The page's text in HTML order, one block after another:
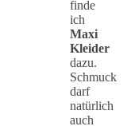
finde
ich
Maxi
Kleider
dazu.
Schmuck
darf
natürlich
auch